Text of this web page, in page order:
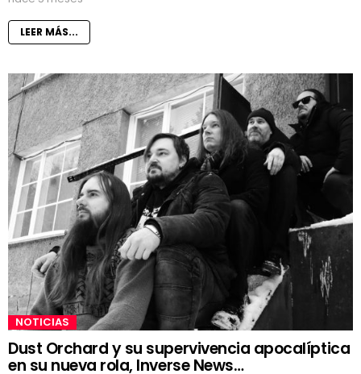
LEER MÁS...
NOTICIAS
Dust Orchard y su supervivencia apocalíptica
en su nueva rola, Inverse News…